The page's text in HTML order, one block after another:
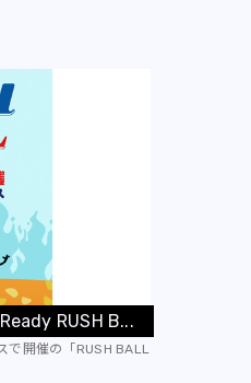
Ready RUSH B...
開催の「RUSH BALL